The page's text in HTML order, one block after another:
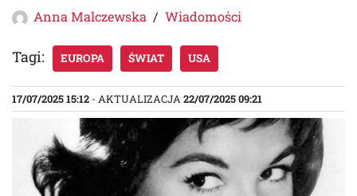
Anna Malczewska Wiadomości
Tagi: EUROPA ŚWIAT USA
17/07/2025 15:12 - AKTUALIZACJA22/07/2025 09:21